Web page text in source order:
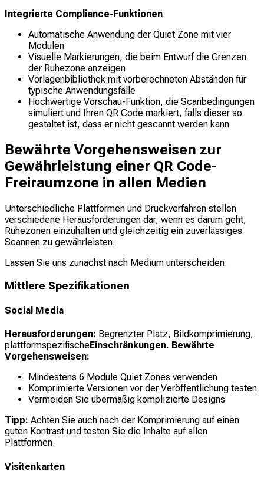
Integrierte Compliance-Funktionen:
Automatische Anwendung der Quiet Zone mit vier
Modulen
Visuelle Markierungen, die beim Entwurf die Grenzen
der Ruhezone anzeigen
Vorlagenbibliothek mit vorberechneten Abständen für
typische Anwendungsfälle
Hochwertige Vorschau-Funktion, die Scanbedingungen
simuliert und Ihren QR Code markiert, falls dieser so
gestaltet ist, dass er nicht gescannt werden kann
Bewährte Vorgehensweisen zur
Gewährleistung einer QR Code-
Freiraumzone in allen Medien
Unterschiedliche Plattformen und Druckverfahren stellen
verschiedene Herausforderungen dar, wenn es darum geht,
Ruhezonen einzuhalten und gleichzeitig ein zuverlässiges
Scannen zu gewährleisten.
Lassen Sie uns zunächst nach Medium unterscheiden.
Mittlere Spezifikationen
Social Media
Herausforderungen: Begrenzter Platz, Bildkomprimierung,
plattformspezifischeEinschränkungen. Bewährte
Vorgehensweisen:
Mindestens 6 Module Quiet Zones verwenden
Komprimierte Versionen vor der Veröffentlichung testen
Vermeiden Sie übermäßig komplizierte Designs
Tipp: Achten Sie auch nach der Komprimierung auf einen
guten Kontrast und testen Sie die Inhalte auf allen
Plattformen.
Visitenkarten